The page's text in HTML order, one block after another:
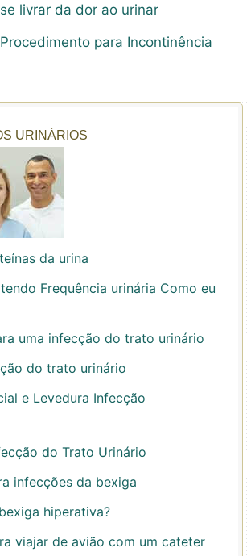
livrar da dor ao urinar
para Incontinência
URINÁRIOS
da urina
Frequência urinária Como eu
uma infecção do trato urinário
do trato urinário
e Levedura Infecção
do Trato Urinário
infecções da bexiga
hiperativa?
viajar de avião com um cateter